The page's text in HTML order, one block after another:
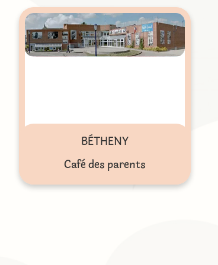
BÉTHENY
Café des parents